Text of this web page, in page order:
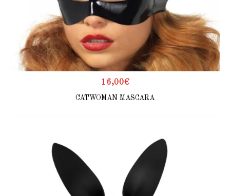
16,00€
CATWOMAN MASCARA